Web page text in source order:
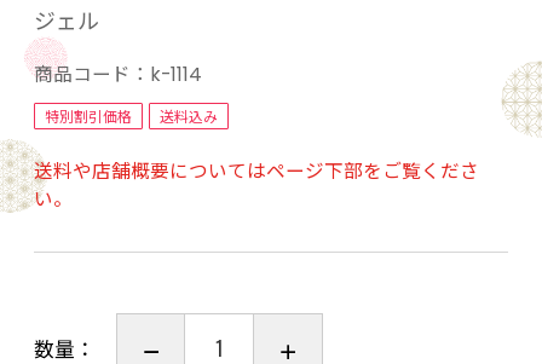
ジェル
商品コード： k-1114
特別割引価格 送料込み
送料や店舗概要についてはページ下部をご覧くださ
い。
数量：